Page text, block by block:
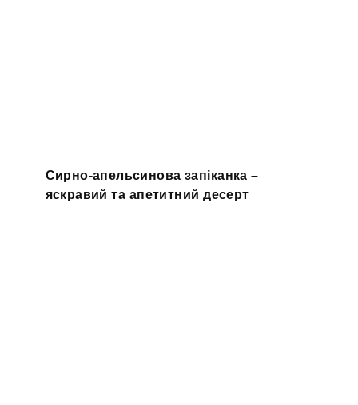
Сирно-апельсинова запіканка –
яскравий та апетитний десерт